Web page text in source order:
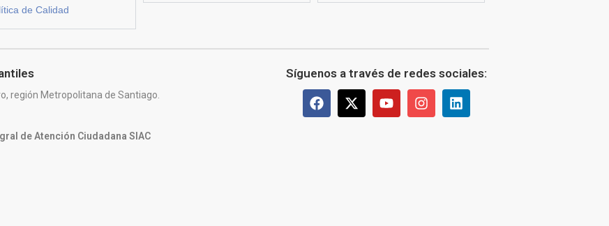
de Calidad
región Metropolitana de Santiago.
de Atención Ciudadana SIAC
Síguenos a través de redes sociales: